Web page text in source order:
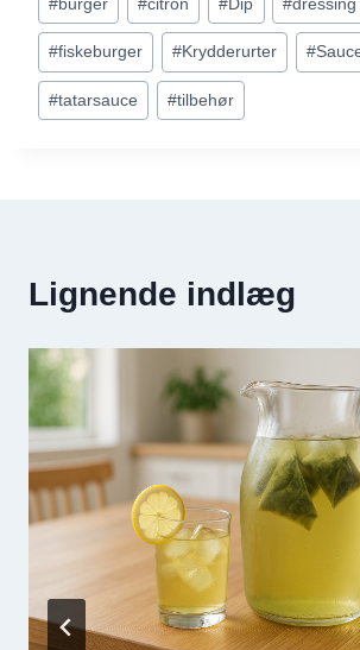
tags:
#burger #citron #Dip #dressing
#fiskeburger #Krydderurter #
#tatarsauce #tilbehør
Lignende indlæg